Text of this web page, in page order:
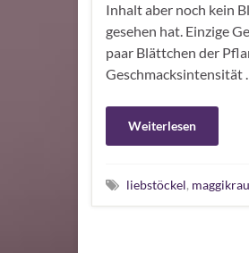
Inhalt aber noch kein
gesehen hat. Einzige
paar Blättchen der
Geschmacksintensität
Weiterlesen
liebstöckel,